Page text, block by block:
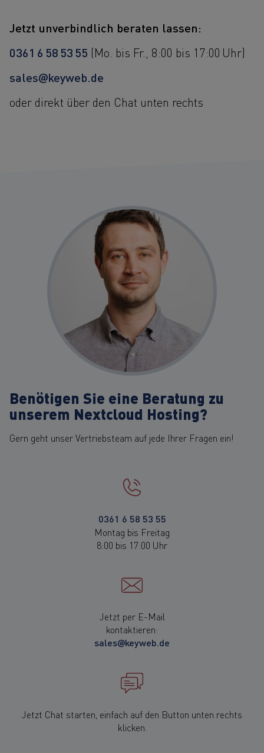
Jetzt unverbindlich beraten lassen:
0361 6 58 53 55 (Mo. bis Fr., 8:00 bis 17:00 Uhr)
sales@keyweb.de
oder direkt über den Chat unten rechts
Benötigen Sie eine Beratung zu
unserem Nextcloud Hosting?
Gern geht unser Vertriebsteam auf jede Ihrer Fragen ein!
0361 6 58 53 55
Montag bis Freitag
8:00 bis 17:00 Uhr
Jetzt per E-Mail
kontaktieren:
sales@keyweb.de
Jetzt Chat starten, einfach auf den Button unten rechts
klicken.